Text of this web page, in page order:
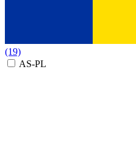
(19)
AS-PL